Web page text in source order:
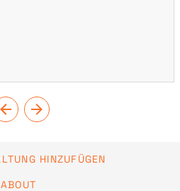
HINZUFÜGEN
ABOUT